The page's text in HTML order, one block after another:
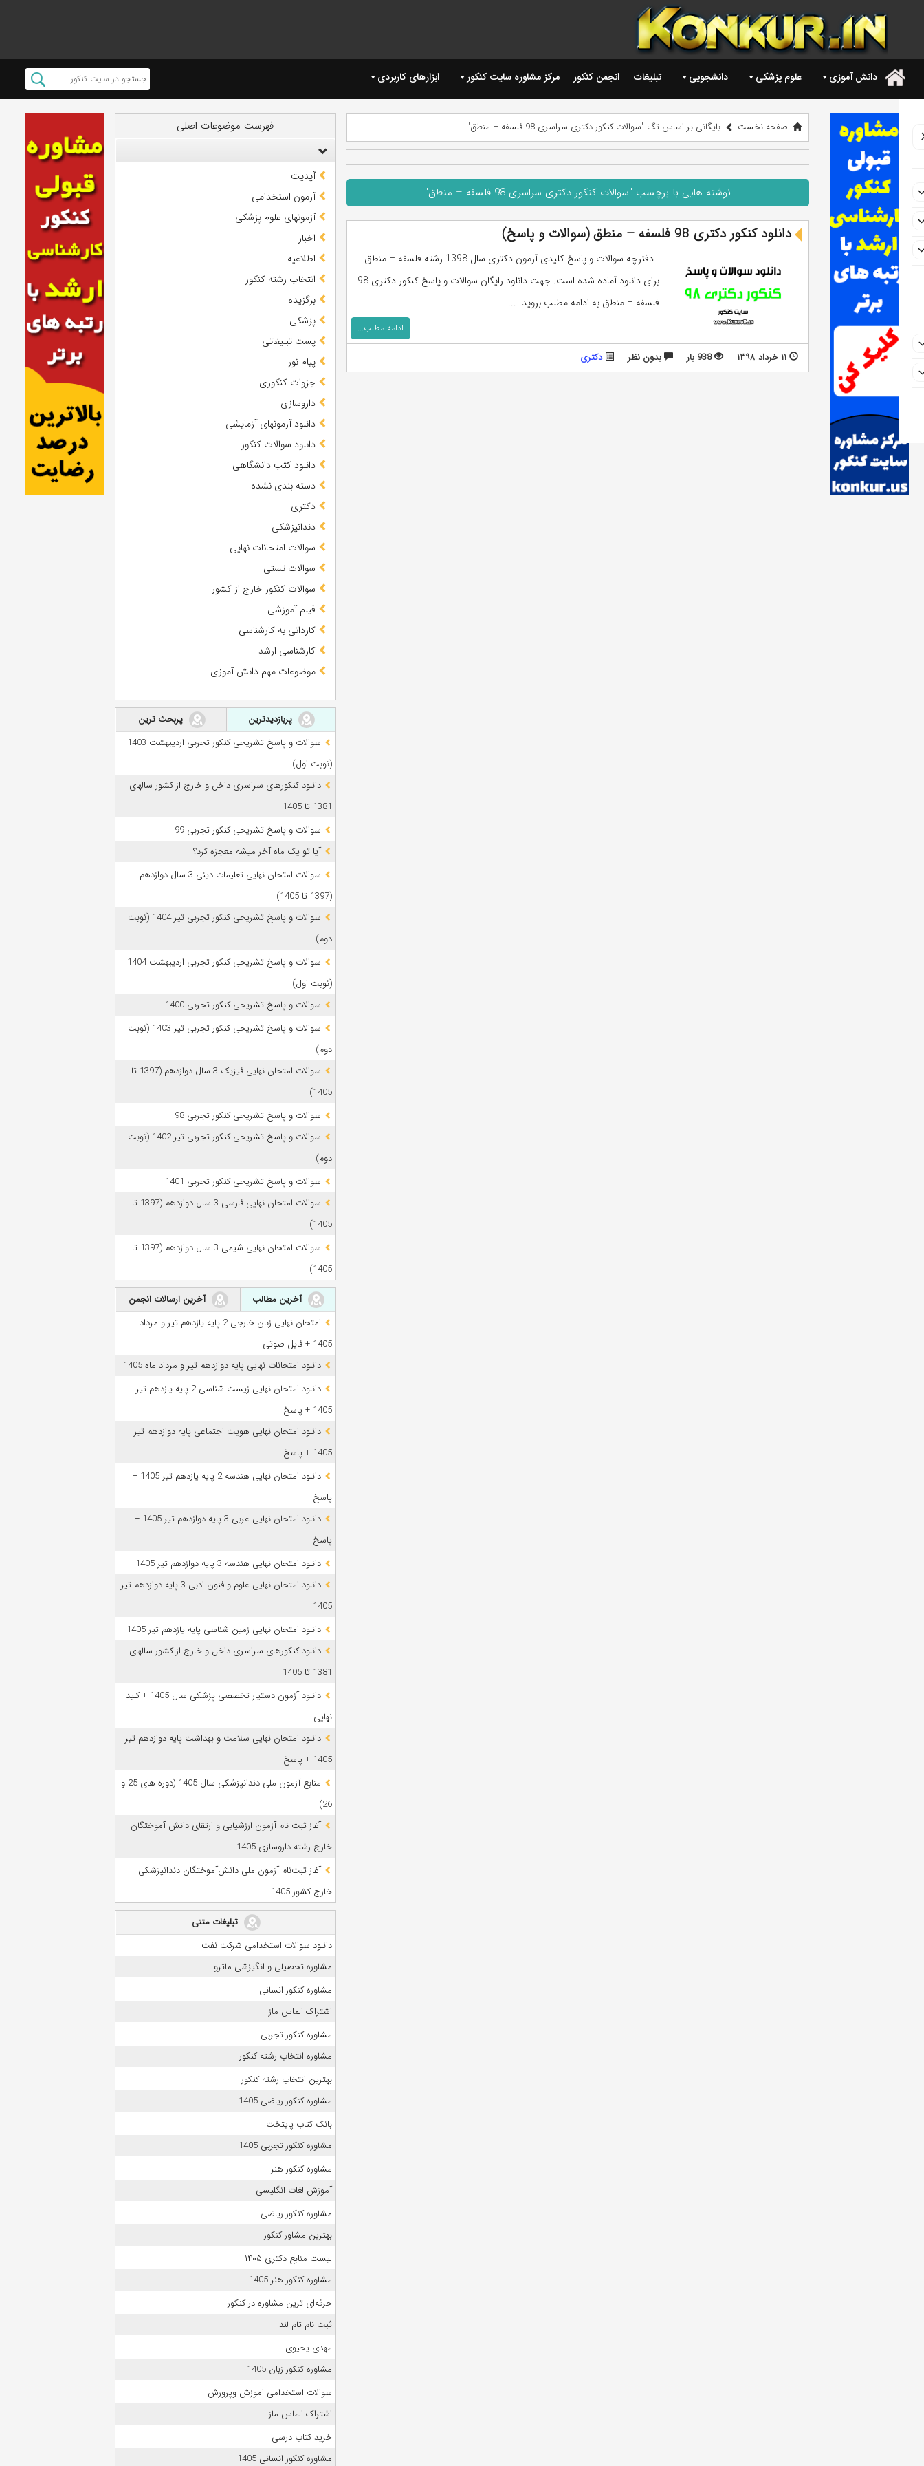
. دانش آموزی علوم پزشکی دانشجویی تبلیغات انجمن کنکور مرکز مشاوره سایت کنکور ابزارهای کاربردی
صفحه نخست بایگانی بر اساس تگ "سوالات کنکور دکتری سراسری 98 فلسفه – منطق"
نوشته هایی با برچسب "سوالات کنکور دکتری سراسری 98 فلسفه – منطق"
دانلود کنکور دکتری 98 فلسفه – منطق (سوالات و پاسخ)
دفترچه سوالات و پاسخ کلیدی آزمون دکتری سال 1398 رشته فلسفه – منطق
برای دانلود آماده شده است. جهت دانلود رایگان سوالات و پاسخ کنکور دکتری 98
فلسفه – منطق به ادامه مطلب بروید. ...
ادامه مطلب...
۱۱ خرداد ۱۳۹۸ 938 بار بدون نظر دکتری
فهرست موضوعات اصلی
آپدیت
آزمون استخدامی
آزمونهای علوم پزشکی
اخبار
اطلاعیه
انتخاب رشته کنکور
برگزیده
پزشکی
پست تبلیغاتی
پیام نور
جزوات کنکوری
داروسازی
دانلود آزمونهای آزمایشی
دانلود سوالات کنکور
دانلود کتب دانشگاهی
دسته بندی نشده
دکتری
دندانپزشکی
سوالات امتحانات نهایی
سوالات تستی
سوالات کنکور خارج از کشور
فیلم آموزشی
کاردانی به کارشناسی
کارشناسی ارشد
موضوعات مهم دانش آموزی
پربازدیدترین
پربحث ترین
سوالات و پاسخ تشریحی کنکور تجربی اردیبهشت 1403
(نوبت اول)
دانلود کنکورهای سراسری داخل و خارج از کشور سالهای
1381 تا 1405
سوالات و پاسخ تشریحی کنکور تجربی 99
آیا تو یک ماه آخر میشه معجزه کرد؟
سوالات امتحان نهایی تعلیمات دینی 3 سال دوازدهم
(1397 تا 1405)
سوالات و پاسخ تشریحی کنکور تجربی تیر 1404 (نوبت
دوم)
سوالات و پاسخ تشریحی کنکور تجربی اردیبهشت 1404
(نوبت اول)
سوالات و پاسخ تشریحی کنکور تجربی 1400
سوالات و پاسخ تشریحی کنکور تجربی تیر 1403 (نوبت
دوم)
سوالات امتحان نهایی فیزیک 3 سال دوازدهم (1397 تا
1405)
سوالات و پاسخ تشریحی کنکور تجربی 98
سوالات و پاسخ تشریحی کنکور تجربی تیر 1402 (نوبت
دوم)
سوالات و پاسخ تشریحی کنکور تجربی 1401
سوالات امتحان نهایی فارسی 3 سال دوازدهم (1397 تا
1405)
سوالات امتحان نهایی شیمی 3 سال دوازدهم (1397 تا
1405)
آخرین مطالب
آخرین ارسالات انجمن
امتحان نهایی زبان خارجی 2 پایه یازدهم تیر و مرداد
1405 + فایل صوتی
دانلود امتحانات نهایی پایه دوازدهم تیر و مرداد ماه 1405
دانلود امتحان نهایی زیست شناسی 2 پایه یازدهم تیر
1405 + پاسخ
دانلود امتحان نهایی هویت اجتماعی پایه دوازدهم تیر
1405 + پاسخ
دانلود امتحان نهایی هندسه 2 پایه یازدهم تیر 1405 +
پاسخ
دانلود امتحان نهایی عربی 3 پایه دوازدهم تیر 1405 +
پاسخ
دانلود امتحان نهایی هندسه 3 پایه دوازدهم تیر 1405
دانلود امتحان نهایی علوم و فنون ادبی 3 پایه دوازدهم تیر
1405
دانلود امتحان نهایی زمین شناسی پایه یازدهم تیر 1405
دانلود کنکورهای سراسری داخل و خارج از کشور سالهای
1381 تا 1405
دانلود آزمون دستیار تخصصی پزشکی سال 1405 + کلید
نهایی
دانلود امتحان نهایی سلامت و بهداشت پایه دوازدهم تیر
1405 + پاسخ
ﻣﻨﺎﺑﻊ آزﻣﻮن ﻣﻠﯽ دندانپزشکی سال 1405 (دوره های 25 و
26)
آغاز ثبت نام آزمون‌ ارزشیابی و ارتقای دانش آموختگان
خارج رشته داروسازی 1405
آغاز ثبت‌نام آزمون ملی دانش‌آموختگان دندانپزشکی
خارج کشور 1405
تبلیغات متنی
دانلود سوالات استخدامی شرکت نفت
مشاوره تحصیلی و انگیزشی ماترو
مشاوره کنکور انسانی
اشتراک الماس ماز
مشاوره کنکور تجربی
مشاوره انتخاب رشته کنکور
بهترین انتخاب رشته کنکور
مشاوره کنکور ریاضی 1405
بانک کتاب پایتخت
مشاوره کنکور تجربی 1405
مشاوره کنکور هنر
آموزش لغات انگلیسی
مشاوره کنکور ریاضی
بهترین مشاور کنکور
لیست منابع دکتری ۱۴۰۵
مشاوره کنکور هنر 1405
حرفه‌ای ترین مشاوره در کنکور
ثبت نام تام لند
مهدی یحیوی
مشاوره کنکور زبان 1405
سوالات استخدامی اموزش وپرورش
اشتراک الماس ماز
خرید کتاب درسی
مشاوره کنکور انسانی 1405